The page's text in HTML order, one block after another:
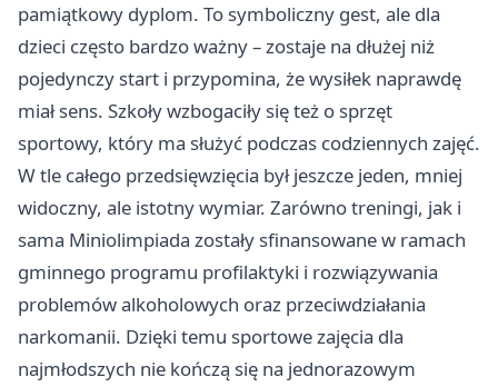
pamiątkowy dyplom. To symboliczny gest, ale dla
dzieci często bardzo ważny – zostaje na dłużej niż
pojedynczy start i przypomina, że wysiłek naprawdę
miał sens. Szkoły wzbogaciły się też o sprzęt
sportowy, który ma służyć podczas codziennych zajęć.
W tle całego przedsięwzięcia był jeszcze jeden, mniej
widoczny, ale istotny wymiar. Zarówno treningi, jak i
sama Miniolimpiada zostały sfinansowane w ramach
gminnego programu profilaktyki i rozwiązywania
problemów alkoholowych oraz przeciwdziałania
narkomanii. Dzięki temu sportowe zajęcia dla
najmłodszych nie kończą się na jednorazowym